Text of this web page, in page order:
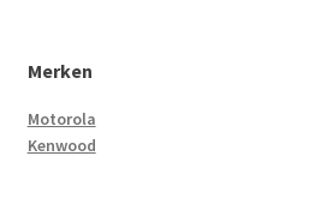
Merken
Motorola
Kenwood